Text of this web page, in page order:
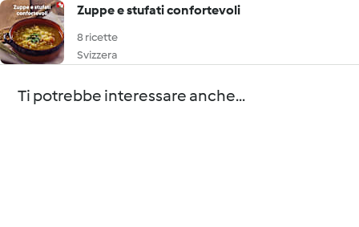
Zuppe e stufati confortevoli
8 ricette
Svizzera
Ti potrebbe interessare anche...